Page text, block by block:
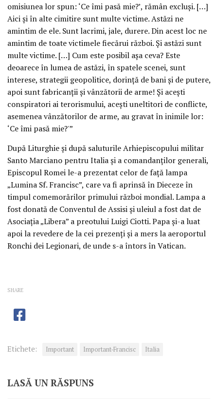
omisiunea lor spun: ‘Ce îmi pasă mie?’, rămân excluşi. […]
Aici şi în alte cimitire sunt multe victime. Astăzi ne
amintim de ele. Sunt lacrimi, jale, durere. Din acest loc ne
amintim de toate victimele fiecărui război. Şi astăzi sunt
multe victime. […] Cum este posibil aşa ceva? Este
deoarece în lumea de astăzi, în spatele scenei, sunt
interese, strategii geopolitice, dorinţă de bani şi de putere,
apoi sunt fabricanţii şi vânzătorii de arme! Şi aceşti
conspiratori ai terorismului, aceşti uneltitori de conflicte,
asemenea vânzătorilor de arme, au gravat în inimile lor:
‘Ce îmi pasă mie?'”
După Liturghie şi după saluturile Arhiepiscopului militar
Santo Marciano pentru Italia şi a comandanţilor generali,
Episcopul Romei le-a prezentat celor de faţă lampa
„Lumina Sf. Francisc”, care va fi aprinsă în Dieceze în
timpul comemorărilor primului război mondial. Lampa a
fost donată de Conventul de Assisi şi uleiul a fost dat de
Asociaţia „Libera” a preotului Luigi Ciotti. Papa şi-a luat
apoi la revedere de la cei prezenţi şi a mers la aeroportul
Ronchi dei Legionari, de unde s-a întors în Vatican.
SHARE
Etichete: Important Important-Francisc Italia
LASĂ UN RĂSPUNS